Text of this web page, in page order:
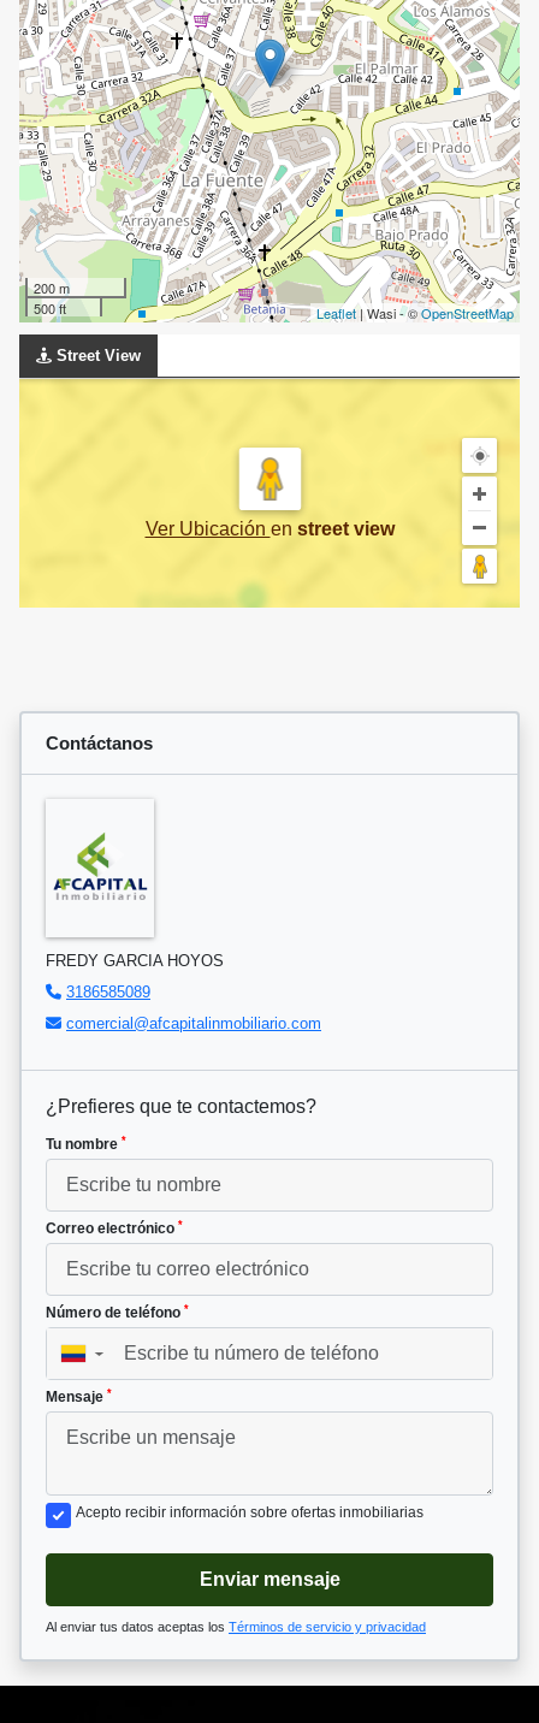
200 m
500 ft
Leaflet | Wasi - ©OpenStreetMap
Street View
Ver Ubicación en street view
Contáctanos
FREDY GARCIA HOYOS
3186585089
comercial@afcapitalinmobiliario.com
¿Prefieres que te contactemos?
Tu nombre *
Correo electrónico *
Número de teléfono *
▼
Mensaje *
Acepto recibir información sobre ofertas inmobiliarias
Enviar mensaje
Al enviar tus datos aceptas los Términos de servicio y privacidad